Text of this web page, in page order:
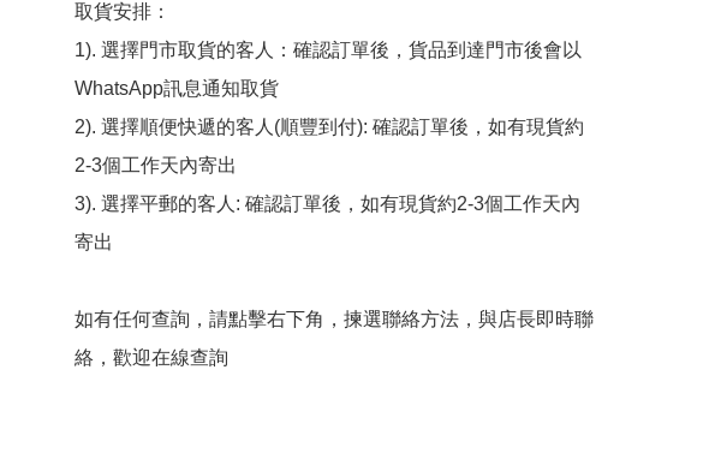
取貨安排：
1). 選擇門市取貨的客人：確認訂單後，貨品到達門市後會以
WhatsApp訊息通知取貨
2). 選擇順便快遞的客人(順豐到付): 確認訂單後，如有現貨約
2-3個工作天內寄出
3). 選擇平郵的客人: 確認訂單後，如有現貨約2-3個工作天內
寄出
如有任何查詢，請點擊右下角，揀選聯絡方法，與店長即時聯
絡，歡迎在線查詢